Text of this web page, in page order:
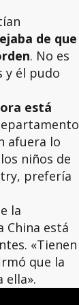
de que
. No es
y él pudo
está
afuera lo
niños de
prefería
la
China está
«Tienen
que la
ella».